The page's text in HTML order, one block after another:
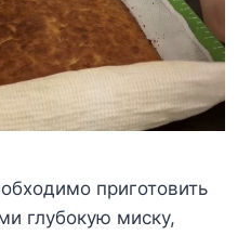
приготовить
глубокую миску,